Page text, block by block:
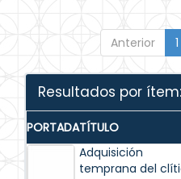
Anterior 1
Resultados por ítem:
PORTADATÍTULO
Adquisición
temprana del